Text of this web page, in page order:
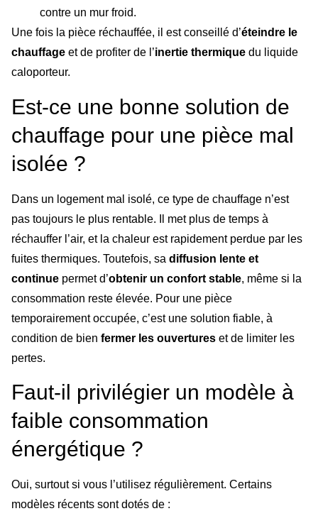
contre un mur froid.
Une fois la pièce réchauffée, il est conseillé d’éteindre le
chauffage et de profiter de l’inertie thermique du liquide
caloporteur.
Est-ce une bonne solution de
chauffage pour une pièce mal
isolée ?
Dans un logement mal isolé, ce type de chauffage n’est
pas toujours le plus rentable. Il met plus de temps à
réchauffer l’air, et la chaleur est rapidement perdue par les
fuites thermiques. Toutefois, sa diffusion lente et
continue permet d’obtenir un confort stable, même si la
consommation reste élevée. Pour une pièce
temporairement occupée, c’est une solution fiable, à
condition de bien fermer les ouvertures et de limiter les
pertes.
Faut-il privilégier un modèle à
faible consommation
énergétique ?
Oui, surtout si vous l’utilisez régulièrement. Certains
modèles récents sont dotés de :